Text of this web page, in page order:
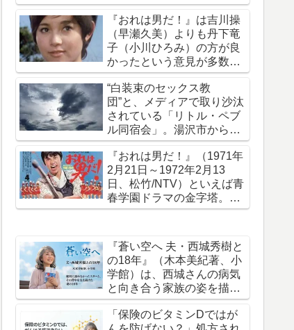
い味がついたお菓子
『おれは男だ！』は吉川操
（早瀬久美）よりも丹下竜
子（小川ひろみ）の方が良
かったという意見が多数で
ある理由を考える
“白装束のセックス教
団”と、メディアで取り沙汰
されている「リトル・ペブ
ル同宿会」。湯沢市から上
京していたことを報じる
『おれは男だ！』（1971年
2月21日～1972年2月13
日、松竹/NTV）といえば青
春学園ドラマの金字塔。50
年前の今日放送開始された
『蒼い空へ 夫・西城秀樹と
の18年』（木本美紀著、小
学館）は、西城さんの病気
と向き合う家族の姿を描い
た、渾身の記録です。
「保険のビタミンDではが